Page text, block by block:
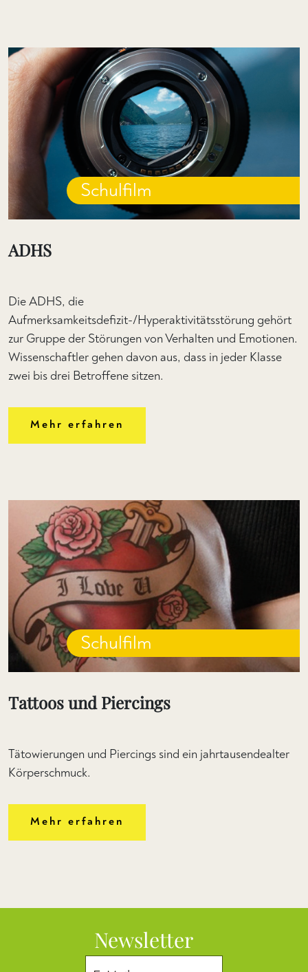
Schulfilm
ADHS
Die ADHS, die
Aufmerksamkeitsdefizit-/Hyperaktivitätsstörung gehört
zur Gruppe der Störungen von Verhalten und Emotionen.
Wissenschaftler gehen davon aus, dass in jeder Klasse
zwei bis drei Betroffene sitzen.
Mehr erfahren
Schulfilm
Tattoos und Piercings
Tätowierungen und Piercings sind ein jahrtausendealter
Körperschmuck.
Mehr erfahren
Newsletter